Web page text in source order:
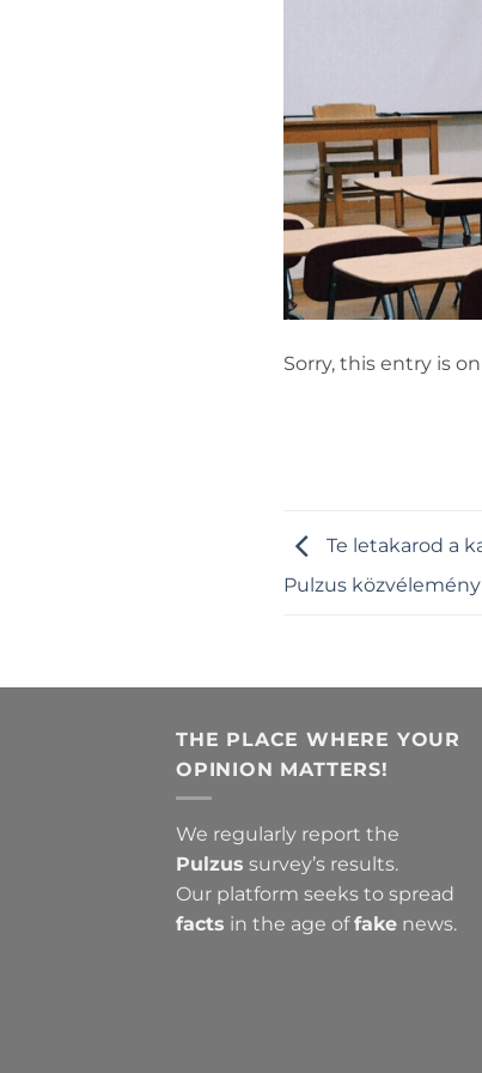
Sorry, this entry is
Te letakarod a
Pulzus
THE PLACE WHERE YOUR
OPINION MATTERS!
We regularly report the
Pulzus survey’s results.
Our platform seeks to spread
facts in the age offake news.